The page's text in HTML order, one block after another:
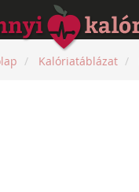
Kalóriatáblázat